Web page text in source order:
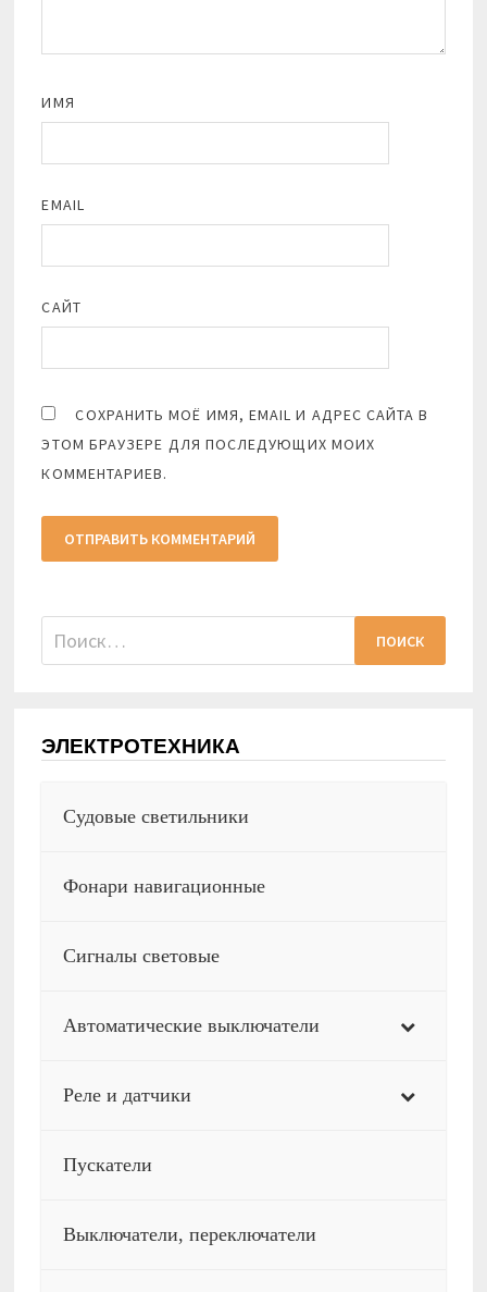
ИМЯ
EMAIL
САЙТ
СОХРАНИТЬ МОЁ ИМЯ, EMAIL И АДРЕС САЙТА В
ЭТОМ БРАУЗЕРЕ ДЛЯ ПОСЛЕДУЮЩИХ МОИХ
КОММЕНТАРИЕВ.
Найти:
ЭЛЕКТРОТЕХНИКА
Судовые светильники
Фонари навигационные
Сигналы световые
Автоматические выключатели
Реле и датчики
Пускатели
Выключатели, переключатели